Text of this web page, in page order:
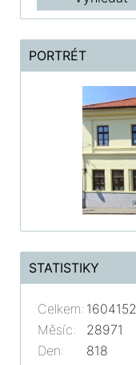
PORTRÉT
STATISTIKY
Celkem: 1604152
Měsíc:
28971
Den:
818